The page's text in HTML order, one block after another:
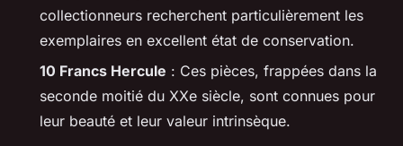
collectionneurs recherchent particulièrement les
exemplaires en excellent état de conservation.
10 Francs Hercule : Ces pièces, frappées dans la
seconde moitié du XXe siècle, sont connues pour
leur beauté et leur valeur intrinsèque.